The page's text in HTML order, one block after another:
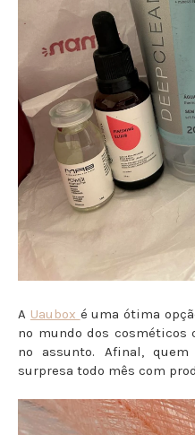
A Uaubox é uma ótima
no mundo dos cosméticos
no assunto. Afinal,
surpresa todo mês com